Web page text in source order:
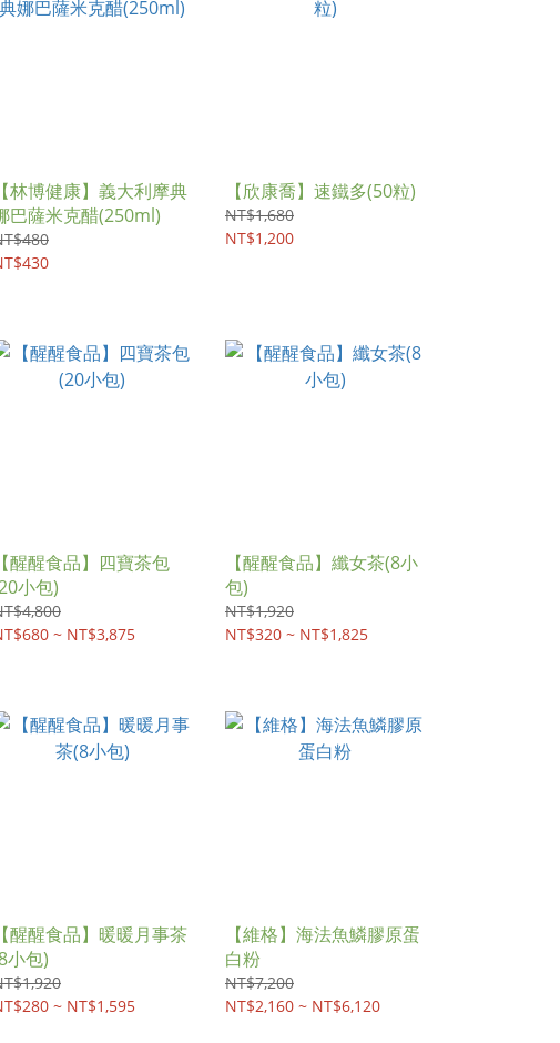
【林博健康】義大利摩典
巴薩米克醋(250ml)
【欣康喬】速鐵多(50粒)
NT$1,680
NT$1,200
【醒醒食品】四寶茶包
小包)
~ NT$3,875
【醒醒食品】纖女茶(8小
包)
NT$1,920
NT$320 ~ NT$1,825
【醒醒食品】暖暖月事茶
小包)
~ NT$1,595
【維格】海法魚鱗膠原蛋
白粉
NT$7,200
NT$2,160 ~ NT$6,120